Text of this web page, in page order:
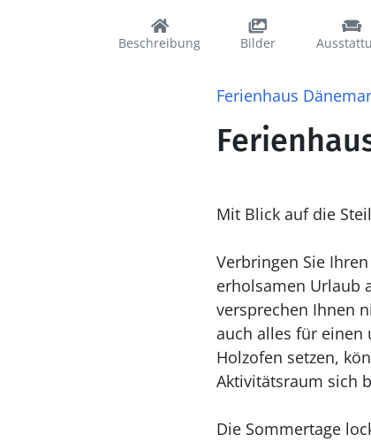
Beschreibung Bilder
Ferienhaus
Mit Blick auf die
Verbringen Sie
erholsamen Urlaub
versprechen Ihnen
auch alles für einen
Holzofen setzen,
Aktivitätsraum sich
Die Sommertage